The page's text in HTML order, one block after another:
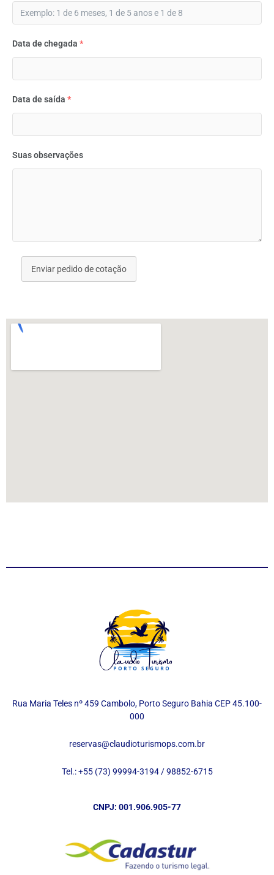
Data de chegada *
Data de saída *
Suas observações
Enviar pedido de cotação
Rua Maria Teles nº 459 Cambolo, Porto Seguro Bahia CEP 45.100-
000
reservas@claudioturismops.com.br
Tel.: +55 (73) 99994-3194 / 98852-6715
CNPJ: 001.906.905-77